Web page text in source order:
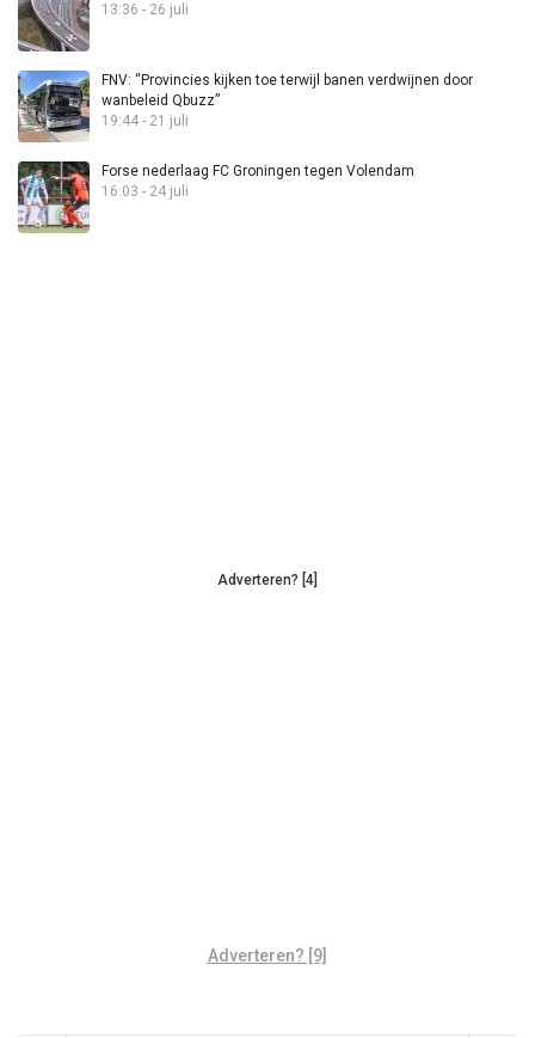
13:36 - 26 juli
FNV: “Provincies kijken toe terwijl banen verdwijnen door
wanbeleid Qbuzz”
19:44 - 21 juli
Forse nederlaag FC Groningen tegen Volendam
16:03 - 24 juli
Adverteren? [4]
Adverteren? [9]